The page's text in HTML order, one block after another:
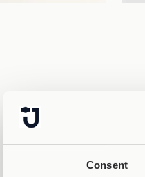
Consent